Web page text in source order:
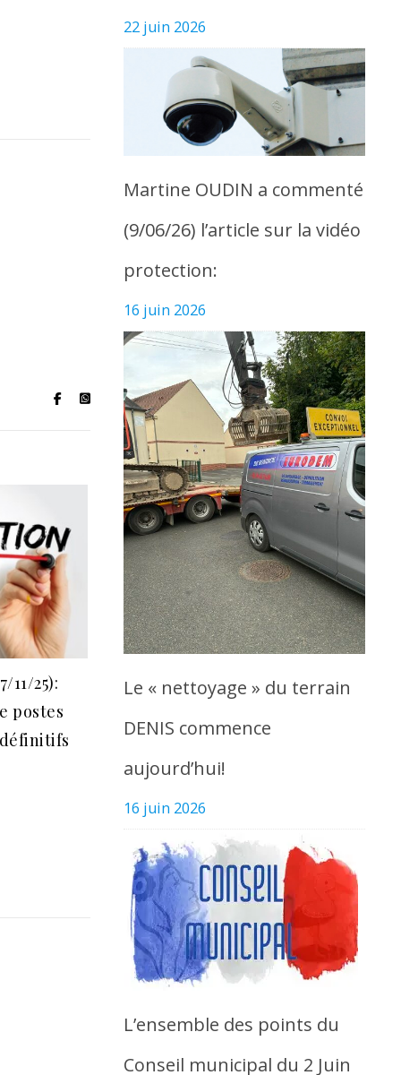
11/25):
postes
22 juin 2026
Martine OUDIN a commenté
(9/06/26) l’article sur la vidéo
protection:
16 juin 2026
Le « nettoyage » du terrain
DENIS commence
aujourd’hui!
16 juin 2026
L’ensemble des points du
Conseil municipal du 2 Juin